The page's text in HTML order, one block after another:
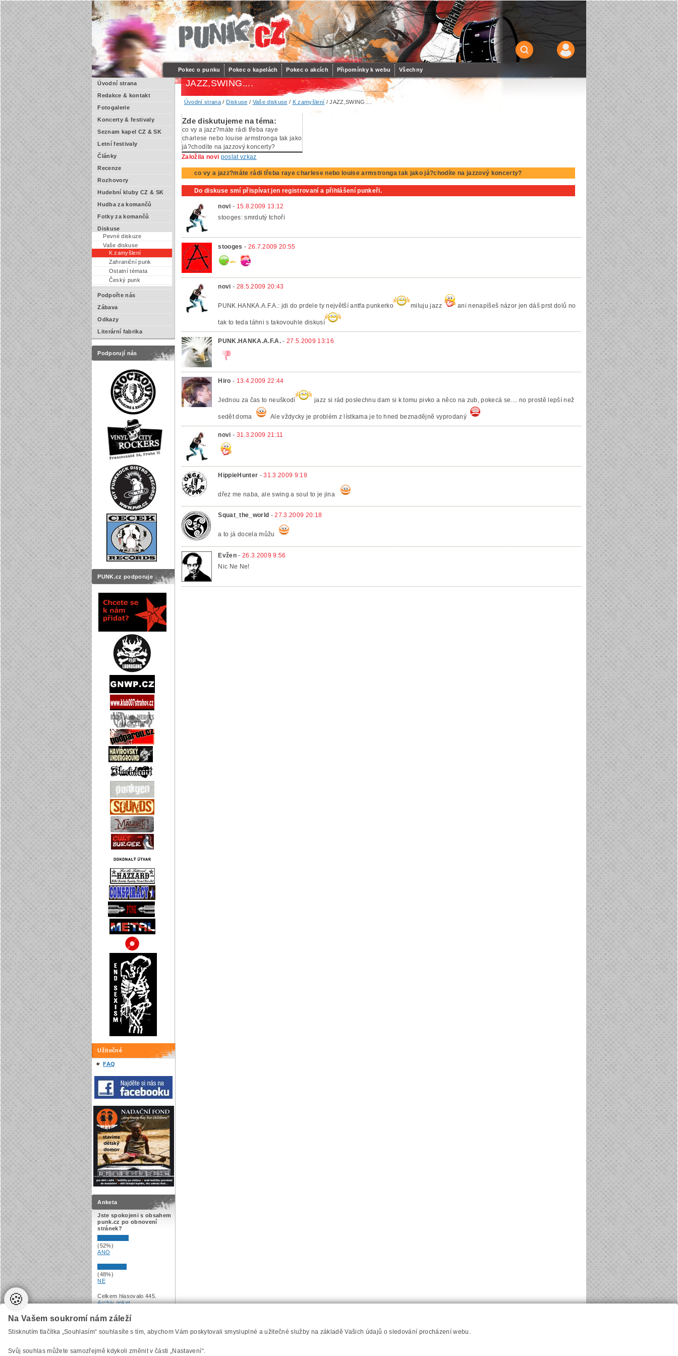
Pokec o punku Pokec o kapelách Pokec o akcích Připomínky k webu Všechny
Úvodní strana
Redakce & kontakt
Fotogalerie
Koncerty & festivaly
Seznam kapel CZ & SK
Letní festivaly
Články
Recenze
Rozhovory
Hudební kluby CZ & SK
Hudba za komančů
Fotky za komančů
Diskuse
Pevné diskuze
Vaše diskuse
K zamyšlení
Zahraniční punk
Ostatní témata
Český punk
Podpořte nás
Zábava
Odkazy
Literární fabrika
Podporují nás
PUNK.cz podporuje
JAZZ,SWING....
Úvodní strana / Diskuse / Vaše diskuse / K zamyšlení / JAZZ,SWING....
Užitečné
FAQ
Zde diskutujeme na téma:
co vy a jazz?máte rádi třeba raye
charlese nebo louise armstronga tak jako
já?chodíte na jazzový koncerty?
Založila novi poslat vzkaz
co vy a jazz?máte rádi třeba raye charlese nebo louise armstronga tak jako já?chodíte na jazzový koncerty?
Do diskuse smí přispívat jen registrovaní a přihlášení punkeři.
novi - 15.8.2009 13:12
stooges: smrdutý tchoři
stooges - 26.7.2009 20:55
novi - 28.5.2009 20:43
PUNK.HANKA.A.F.A.: jdi do prdele ty největší antfa punkerko miluju jazz ani nenapíšeš názor jen dáš prst dolů no
tak to teda táhni s takovouhle diskusí
PUNK.HANKA.A.F.A. -27.5.2009 13:16
Hiro - 13.4.2009 22:44
Jednou za čas to neuškodí jazz si rád poslechnu dam si k tomu pivko a něco na zub, pokecá se.... no prostě lepší než
sedět doma Ale vždycky je problém z lístkama je to hned beznadějně vyprodaný
novi - 31.3.2009 21:11
HippieHunter -31.3.2009 9:18
dřez me naba, ale swing a soul to je jina
Squat_the_world -27.3.2009 20:18
a to já docela můžu
Evžen -26.3.2009 9:56
Nic Ne Ne!
Anketa
Jste spokojeni s obsahem
punk.cz po obnovení
stránek?
(52%)
ANO
(48%)
NE
Celkem hlasovalo 445.
Archiv anket.
Vytvořilo
🍪
Na Vašem soukromí nám záleží
Stisknutím tlačítka „Souhlasím“ souhlasíte s tím, abychom Vám poskytovali smysluplné a užitečné služby na základě Vašich údajů o sledování procházení webu.
Svůj souhlas můžete samozřejmě kdykoli změnit v části „Nastavení“.